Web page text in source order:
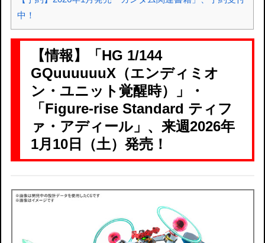
中！
【情報】「HG 1/144
GQuuuuuuX（エンディミオ
ン・ユニット覚醒時）」・
「Figure-rise Standard ティフ
ァ・アディール」、来週2026年
1月10日（土）発売！